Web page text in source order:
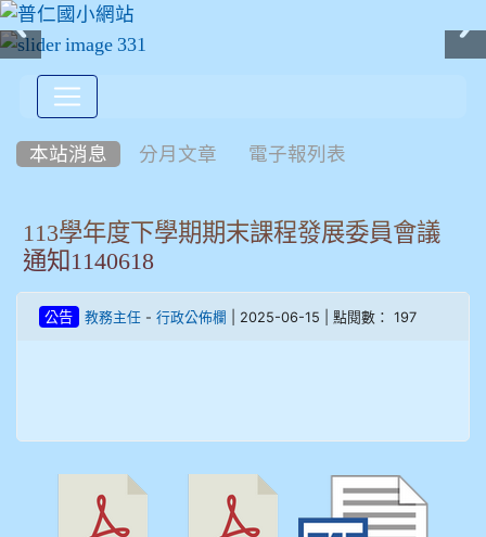
本站消息 分月文章 電子報列表
113學年度下學期期末課程發展委員會議
通知1140618
公告 教務主任- 行政公佈欄 | 2025-06-15 | 點閱數： 197